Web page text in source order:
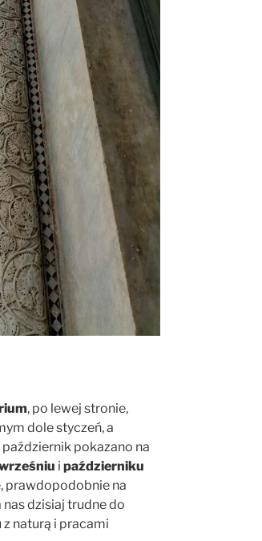
, po lewej stronie,
dole styczeń, a
pokazano na
i październiku
prawdopodobnie na
dzisiaj trudne do
naturą i pracami